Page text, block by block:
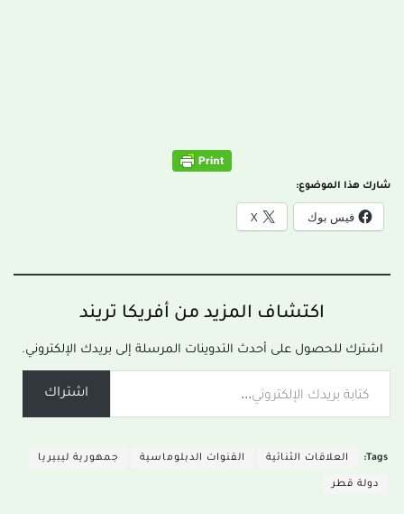
شارك هذا الموضوع:
فيس بوك X
اكتشاف المزيد من أفريكا تريند
اشترك للحصول على أحدث التدوينات المرسلة إلى بريدك الإلكتروني.
اشتراك
Tags: العلاقات الثنائية القنوات الدبلوماسية جمهورية ليبيريا
دولة قطر